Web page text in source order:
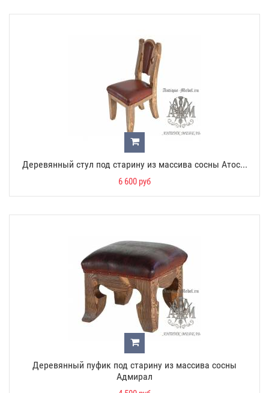
Деревянный стул под старину из массива сосны Атос...
6 600 руб
Деревянный пуфик под старину из массива сосны
Адмирал